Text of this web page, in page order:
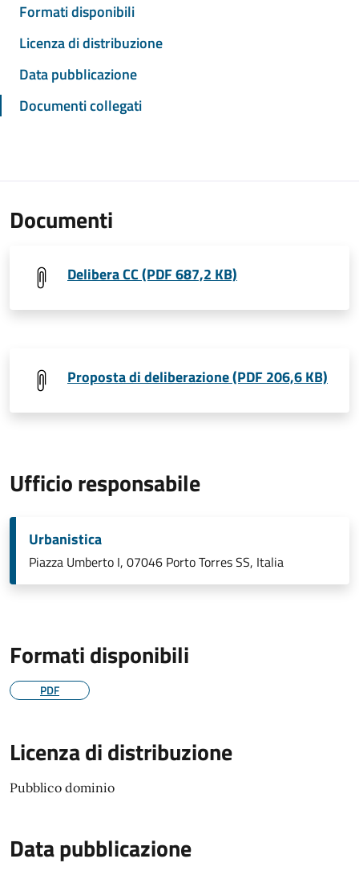
Formati disponibili
Licenza di distribuzione
Data pubblicazione
Documenti collegati
Documenti
Delibera CC (PDF 687,2 KB)
Proposta di deliberazione (PDF 206,6 KB)
Ufficio responsabile
Urbanistica
Piazza Umberto I, 07046 Porto Torres SS, Italia
Formati disponibili
PDF
Licenza di distribuzione
Pubblico dominio
Data pubblicazione